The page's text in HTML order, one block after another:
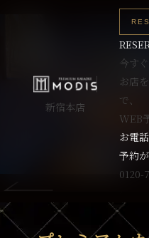
新宿本店
今すぐ
お店
で、
WEB
お電
予約
0120-